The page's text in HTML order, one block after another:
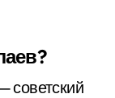
советский